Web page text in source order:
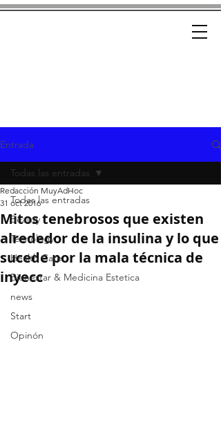
Entrada
Todas las entradas
Beauty
Tecnology
Health Care
Bienestar & Medicina Estetica
news
Start
Opinón
Todas las entradas
Mitos tenebrosos que existen
alrededor de la insulina y lo que
sucede por la mala técnica de
inyecc
Redacción MuyAdHoc
31 oct 2016